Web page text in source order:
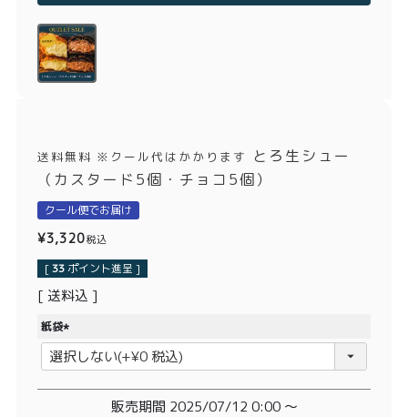
お誕生日セット
〜¥1,999
¥4,000〜¥5,999
TOP
読みもの
商品
送料無料 ※クール代はかかります
とろ生シュー
（カスタード5個・チョコ5個）
クール便でお届け
¥3,320税込
[33 ポイント進呈 ]
送料込
紙袋
(
必
販売期間 2025/07/12 0:00 〜